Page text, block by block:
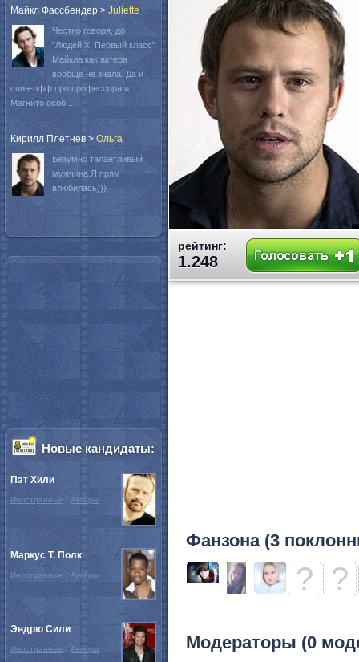
рейтинг:
1.248
Фанзона (3
? ?
Модераторы (0
Майкл Фассбендер > Juliette
Честно говоря, до
"Людей Х: Первый класс"
Майкла как актера
вообще не знала. Да и
спин-офф про профессора и
Магнито особ...
Кирилл Плетнев > Oльга
Безумно талантливый
мужчина.Я прям
влюбилась)))
Новые кандидаты:
Пэт Хили
Иностранные / Актёры
Маркус Т. Полк
Иностранные / Актёры
Эндрю Сили
Иностранные / Актёры